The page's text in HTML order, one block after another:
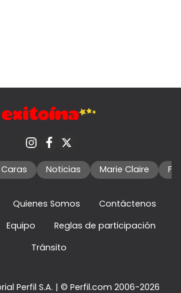
Caras Noticias Marie Claire
Quienes Somos
Contáctenos
Equipo
Reglas de participación
Tránsito
Perfil S.A. | © Perfil.com 2006-2026